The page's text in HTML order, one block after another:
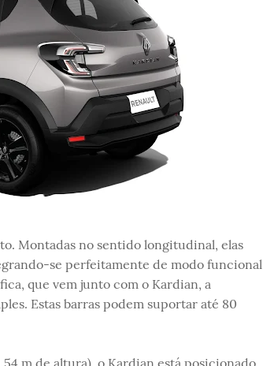
Montadas no sentido longitudinal, elas
se perfeitamente de modo funcional
que vem junto com o Kardian, a
Estas barras podem suportar até 80
m de altura), o Kardian está posicionado